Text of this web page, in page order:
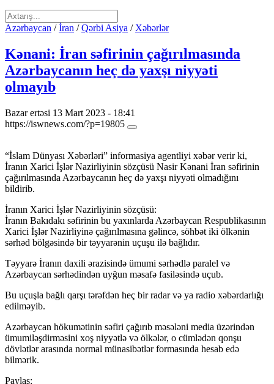
Azərbaycan /İran /Qərbi Asiya / Xəbərlər
Kənani: İran səfirinin çağırılmasında
Azərbaycanın heç də yaxşı niyyəti
olmayıb
Bazar ertəsi 13 Mart 2023 - 18:41
https://iswnews.com/?p=19805
“İslam Dünyası Xəbərləri” informasiya agentliyi xəbər verir ki,
İranın Xarici İşlər Nazirliyinin sözçüsü Nasir Kənani İran səfirinin
çağırılmasında Azərbaycanın heç də yaxşı niyyəti olmadığını
bildirib.
İranın Xarici İşlər Nazirliyinin sözçüsü:
İranın Bakıdakı səfirinin bu yaxınlarda Azərbaycan Respublikasının
Xarici İşlər Nazirliyinə çağırılmasına gəlincə, söhbət iki ölkənin
sərhəd bölgəsində bir təyyarənin uçuşu ilə bağlıdır.
Təyyarə İranın daxili ərazisində ümumi sərhədlə paralel və
Azərbaycan sərhədindən uyğun məsafə fasiləsində uçub.
Bu uçuşla bağlı qarşı tərəfdən heç bir radar və ya radio xəbərdarlığı
edilməyib.
Azərbaycan hökumətinin səfiri çağırıb məsələni media üzərindən
ümumiləşdirməsini xoş niyyətlə və ölkələr, o cümlədən qonşu
dövlətlər arasında normal münasibətlər formasında hesab edə
bilmərik.
Paylaş: